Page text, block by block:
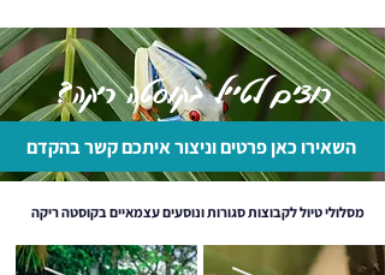
רוצים לטייל בקוסטה ריקה?
השאירו כאן פרטים וניצור איתכם קשר בהקדם
מסלולי טיול לקבוצות סגורות ונוסעים עצמאיים בקוסטה ריקה